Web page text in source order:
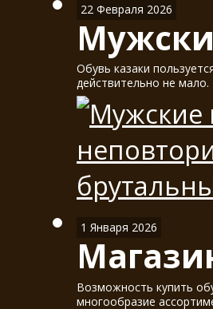
22 Февраля 2026
Обувь казаки
действительно не мало.
1 Января 2026
Возможность купить
многообразие